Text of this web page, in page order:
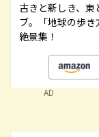
古きと新しき、
ブ。「地球の歩
絶景集！
AD